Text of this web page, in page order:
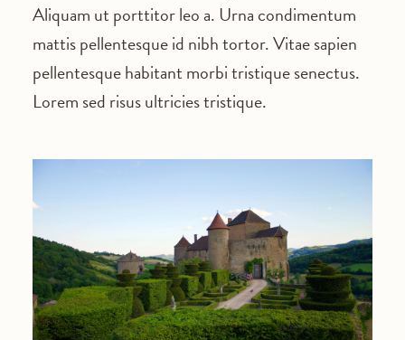
Aliquam ut porttitor leo a. Urna condimentum
mattis pellentesque id nibh tortor. Vitae sapien
pellentesque habitant morbi tristique senectus.
Lorem sed risus ultricies tristique.